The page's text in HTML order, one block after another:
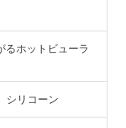
るホットビューラ
シリコーン